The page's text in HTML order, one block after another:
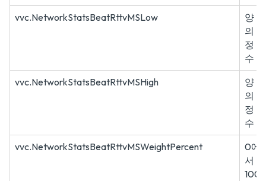
vvc.NetworkStatsBeatRttvMSLow
양
의
정
수
vvc.NetworkStatsBeatRttvMSHigh
양
의
정
수
vvc.NetworkStatsBeatRttvMSWeightPercent
0에
서
100